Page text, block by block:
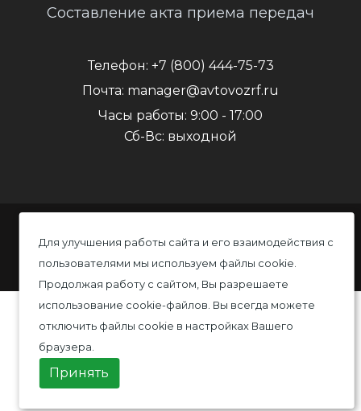
Для улучшения работы сайта и его взаимодействия с
пользователями мы используем файлы cookie.
Продолжая работу с сайтом, Вы разрешаете
использование cookie-файлов. Вы всегда можете
отключить файлы cookie в настройках Вашего
браузера.
Принять
Составление акта приема передач
Телефон: +7 (800) 444-75-73
Почта: manager@avtovozrf.ru
Часы работы: 9:00 - 17:00
Сб-Вс: выходной
Политика конфиденциальности